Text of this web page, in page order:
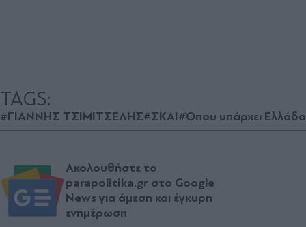
TAGS:
#ΓΙΑΝΝΗΣ ΤΣΙΜΙΤΣΕΛΗΣ#ΣΚΑΙ#Όπου υπάρχει Ελλάδα
Ακολουθήστε το
parapolitika.gr στο Google
News για άμεση και έγκυρη
ενημέρωση